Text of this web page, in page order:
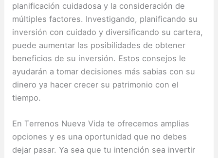
planificación cuidadosa y la consideración de
múltiples factores. Investigando, planificando su
inversión con cuidado y diversificando su cartera,
puede aumentar las posibilidades de obtener
beneficios de su inversión. Estos consejos le
ayudarán a tomar decisiones más sabias con su
dinero ya hacer crecer su patrimonio con el
tiempo.
En Terrenos Nueva Vida te ofrecemos amplias
opciones y es una oportunidad que no debes
dejar pasar.Ya sea que tu intención sea invertir